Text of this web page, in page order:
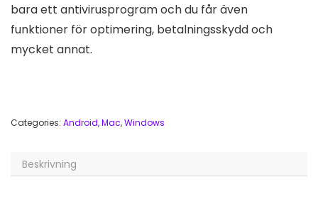
bara ett antivirusprogram och du får även
funktioner för optimering, betalningsskydd och
mycket annat.
Categories: Android,Mac,Windows
Beskrivning